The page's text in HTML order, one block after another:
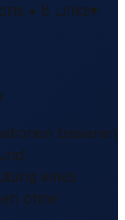
• 8 Links▾
basieren
eines
ohne